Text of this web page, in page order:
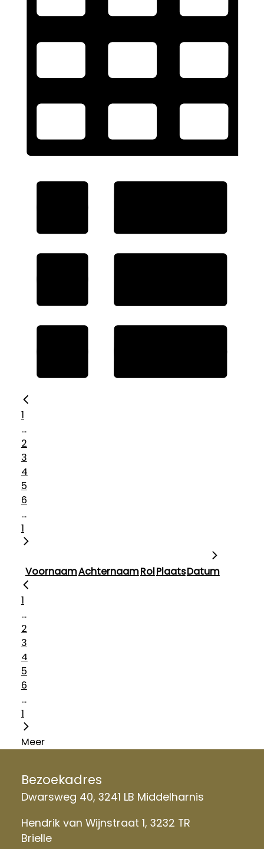
1
...
2
3
4
5
6
...
1
VoornaamAchternaamRolPlaatsDatum
1
...
2
3
4
5
6
...
1
Meer
Bezoekadres
Dwarsweg 40, 3241 LB Middelharnis
Hendrik van Wijnstraat 1, 3232 TR
Brielle